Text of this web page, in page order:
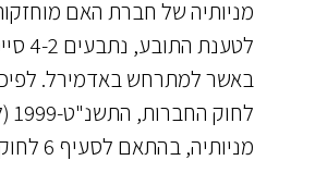
מניותיה של חברת האם מוחזקות
מניותיה, בהתאם לסעיף 6 לחוק החברות.